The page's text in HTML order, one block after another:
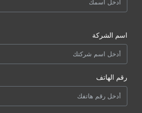
اسم الشركة
رقم الهاتف